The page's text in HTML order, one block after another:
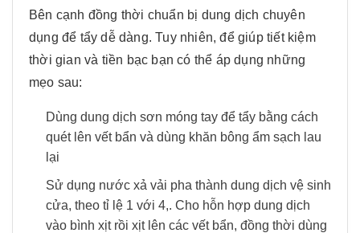
Bên cạnh đồng thời chuẩn bị dung dịch chuyên
dụng để tẩy dễ dàng. Tuy nhiên, để giúp tiết kiệm
thời gian và tiền bạc bạn có thể áp dụng những
mẹo sau:
Dùng dung dịch sơn móng tay để tẩy bằng cách
quét lên vết bẩn và dùng khăn bông ẩm sạch lau
lại
Sử dụng nước xả vải pha thành dung dịch vệ sinh
cửa, theo tỉ lệ 1 với 4,. Cho hỗn hợp dung dịch
vào bình xịt rồi xịt lên các vết bẩn, đồng thời dùng